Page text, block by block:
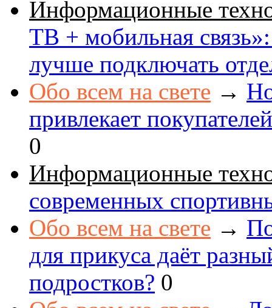
Информационные
ТВ + мобильная
лучше подключать
Обо всем на свете →
привлекает
0
Информационные
современных
Обо всем на свете →
для прикуса даёт
подростков? 0